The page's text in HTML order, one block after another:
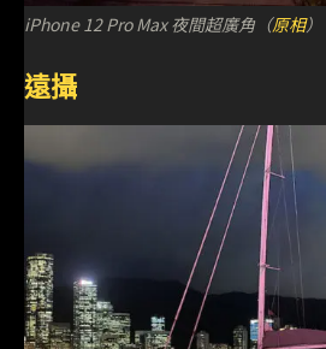
iPhone 12 Pro Max 夜間超廣角（原相）
遠攝